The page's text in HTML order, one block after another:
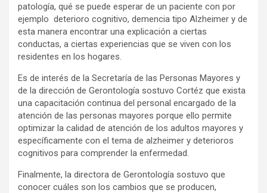
patología, qué se puede esperar de un paciente con por
ejemplo deterioro cognitivo, demencia tipo Alzheimer y de
esta manera encontrar una explicación a ciertas
conductas, a ciertas experiencias que se viven con los
residentes en los hogares.
Es de interés de la Secretaría de las Personas Mayores y
de la dirección de Gerontología sostuvo Cortéz que exista
una capacitación continua del personal encargado de la
atención de las personas mayores porque ello permite
optimizar la calidad de atención de los adultos mayores y
específicamente con el tema de alzheimer y deterioros
cognitivos para comprender la enfermedad.
Finalmente, la directora de Gerontología sostuvo que
conocer cuáles son los cambios que se producen,